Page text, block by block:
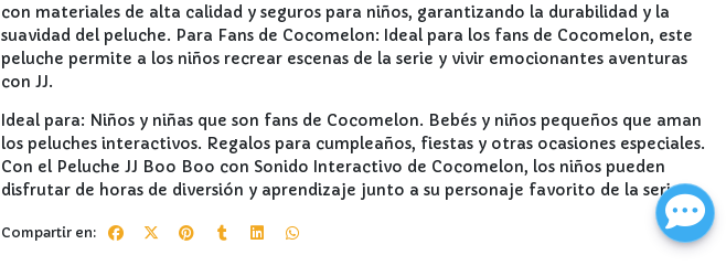
con materiales de alta calidad y seguros para niños, garantizando la durabilidad y la
suavidad del peluche. Para Fans de Cocomelon: Ideal para los fans de Cocomelon, este
peluche permite a los niños recrear escenas de la serie y vivir emocionantes aventuras
con JJ.
Ideal para: Niños y niñas que son fans de Cocomelon. Bebés y niños pequeños que aman
los peluches interactivos. Regalos para cumpleaños, fiestas y otras ocasiones especiales.
Con el Peluche JJ Boo Boo con Sonido Interactivo de Cocomelon, los niños pueden
disfrutar de horas de diversión y aprendizaje junto a su personaje favorito de la serie.
Compartir en: